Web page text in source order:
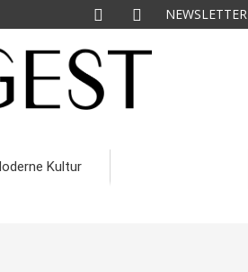
NEWSLETTER
Kultur